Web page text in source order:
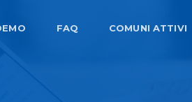
FAQ COMUNI ATTIVI